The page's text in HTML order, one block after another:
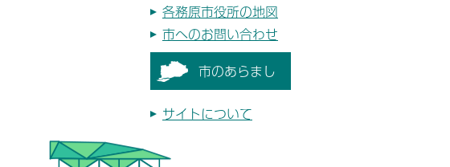
各務原市役所の地図
市へのお問い合わせ
市のあらまし
サイトについて